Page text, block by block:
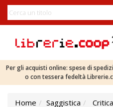
Per gli acquisti online: spese di
o con tessera fedeltà
Home Saggistica